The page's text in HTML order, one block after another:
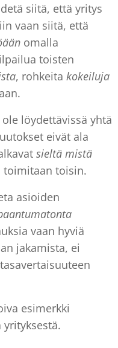
siitä, että yritys
vaan siitä, että
omalla
toisten
, rohkeita kokeiluja
löydettävissä yhtä
eivät ala
sieltä mistä
toimitaan toisin.
asioiden
vaan hyviä
jakamista, ei
esimerkki